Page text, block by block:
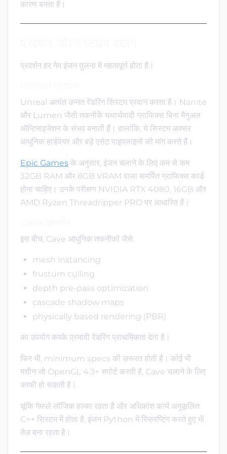
कारण बनता है।
प्रदर्शन हर गेम इंजन तुलना में महत्वपूर्ण होता है।
Unreal अत्यंत उन्नत रेंडरिंग सिस्टम प्रदान करता है। Nanite
और Lumen जैसी तकनीकें यथार्थवादी ग्राफिक्स बिना मैनुअल
ऑप्टिमाइजेशन के संभव बनाती हैं। हालांकि, ये सिस्टम अक्सर
आधुनिक हार्डवेयर और बड़े एसेट पाइपलाइनों की मांग करते हैं।
Epic Games के अनुसार, इंजन चलाने के लिए कम से कम
32GB RAM और 8GB VRAM वाला समर्पित ग्राफिक्स कार्ड
होना चाहिए। उनके परीक्षण NVIDIA RTX 4080, 16GB और
AMD Ryzen Threadripper PRO पर आधारित हैं।
इस बीच, Cave आधुनिक तकनीकों जैसे:
mesh instancing
frustum culling
depth pre-pass optimization
cascade shadow maps
physically based rendering (PBR)
का उपयोग करके प्रभावी रेंडरिंग प्राथमिकता देता है।
फिर भी, minimum specs की ज़रूरत होती है। कोई भी
मशीन जो OpenGL 4.3+ सपोर्ट करती है, Cave चलाने के लिए
काफी हो सकती है।
चूंकि गेमप्ले लॉजिक हल्का रहता है और अधिकांश कार्य अनुकूलित
C++ सिस्टम में होता है, इंजन Python में स्क्रिप्टिंग करते हुए भी
तेज़ बना रहता है।